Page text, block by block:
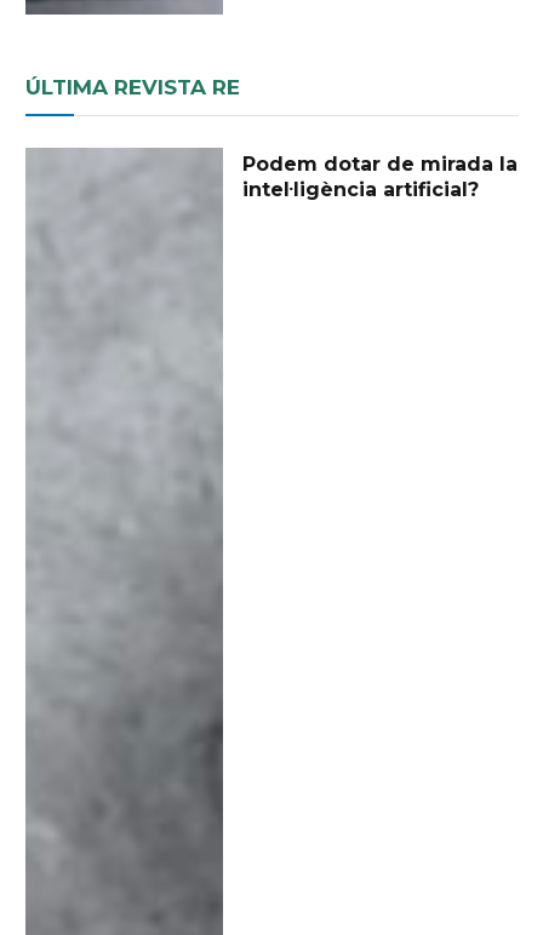
ÚLTIMA REVISTA RE
Podem dotar de mirada la
intel·ligència artificial?